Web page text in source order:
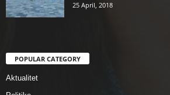
25 April, 2018
POPULAR CATEGORY
Aktualitet